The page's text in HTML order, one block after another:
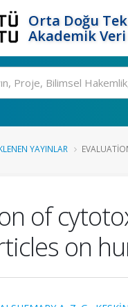
Orta Doğu
Akademik
YAYINLAR
of
on